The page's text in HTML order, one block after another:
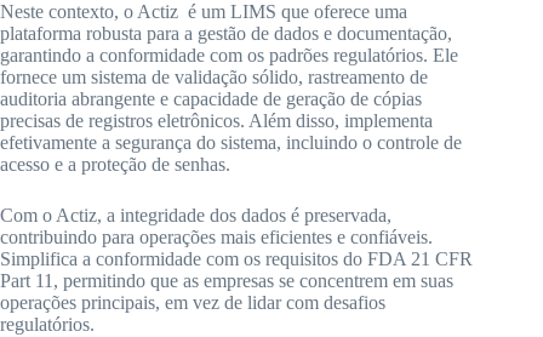
Neste contexto, o Actiz é um LIMS que oferece uma
plataforma robusta para a gestão de dados e documentação,
garantindo a conformidade com os padrões regulatórios. Ele
fornece um sistema de validação sólido, rastreamento de
auditoria abrangente e capacidade de geração de cópias
precisas de registros eletrônicos. Além disso, implementa
efetivamente a segurança do sistema, incluindo o controle de
acesso e a proteção de senhas.
Com o Actiz, a integridade dos dados é preservada,
contribuindo para operações mais eficientes e confiáveis.
Simplifica a conformidade com os requisitos do FDA 21 CFR
Part 11, permitindo que as empresas se concentrem em suas
operações principais, em vez de lidar com desafios
regulatórios.